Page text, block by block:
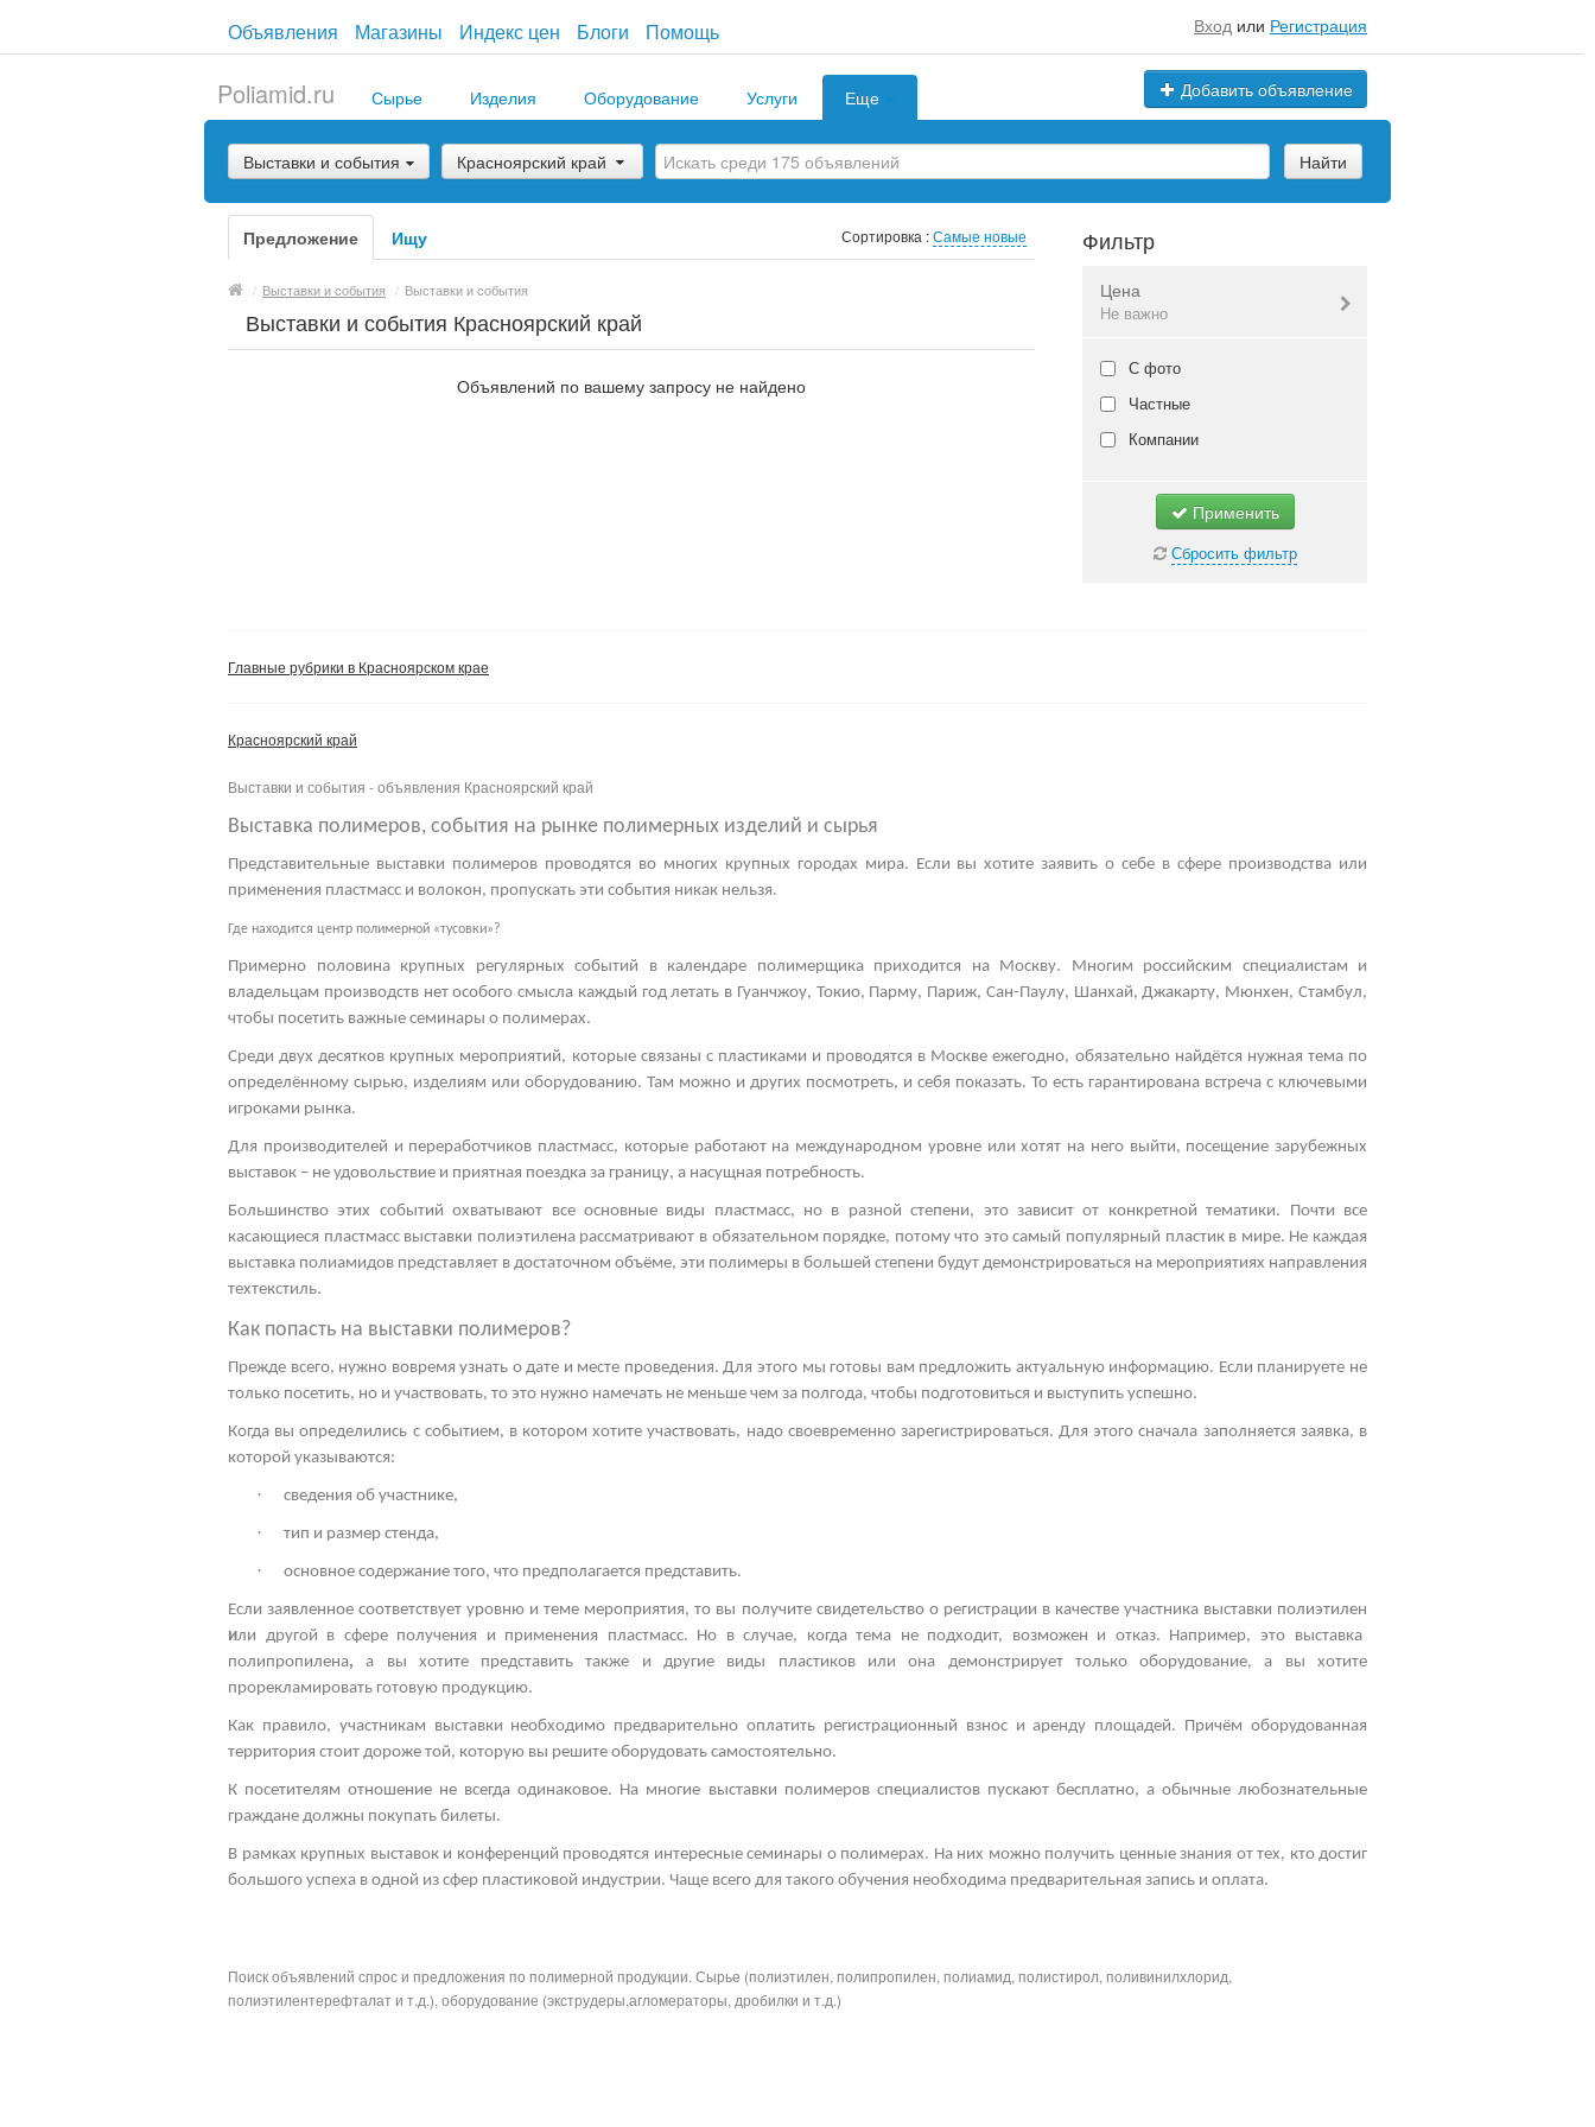
Объявления Магазины Индекс цен Блоги Помощь Вход или Регистрация
Добавить объявление
Poliamid.ru Сырье Изделия Оборудование Услуги Еще
Выставки и события Красноярский край Найти
Предложение Ищу Сортировка :Самые новые
/ Выставки и события / Выставки и события
Выставки и события Красноярский край
Объявлений по вашему запросу не найдено
Фильтр
Цена
Не важно
Валюта:руб.
С фото
Частные
Компании
Применить
Сбросить фильтр
Главные рубрики в Красноярском крае
Красноярский край
Выставки и события - объявления Красноярский край
Выставка полимеров, события на рынке полимерных изделий и сырья
Представительные выставки полимеровпроводятся во многих крупных городах мира. Если вы хотите заявить о себе в сфере производства или
применения пластмасс и волокон, пропускать эти события никак нельзя.
Где находится центр полимерной «тусовки»?
Примерно половина крупных регулярных событий в календаре полимерщика приходится на Москву. Многим российским специалистам и
владельцам производств нет особого смысла каждый год летать в Гуанчжоу, Токио, Парму, Париж, Сан-Паулу, Шанхай, Джакарту, Мюнхен, Стамбул,
чтобы посетить важные семинары о полимерах.
Среди двух десятков крупных мероприятий, которые связаны с пластиками и проводятся в Москве ежегодно, обязательно найдётся нужная тема по
определённому сырью, изделиям или оборудованию. Там можно и других посмотреть, и себя показать. То есть гарантирована встреча с ключевыми
игроками рынка.
Для производителей и переработчиков пластмасс, которые работают на международном уровне или хотят на него выйти, посещение зарубежных
выставок – не удовольствие и приятная поездка за границу, а насущная потребность.
Большинство этих событий охватывают все основные виды пластмасс, но в разной степени, это зависит от конкретной тематики. Почти все
касающиеся пластмасс выставки полиэтилена рассматривают в обязательном порядке, потому что это самый популярный пластик в мире. Не каждая
выставка полиамидов представляет в достаточном объёме, эти полимеры в большей степени будут демонстрироваться на мероприятиях направления
техтекстиль.
Как попасть на выставки полимеров?
Прежде всего, нужно вовремя узнать о дате и месте проведения. Для этого мы готовы вам предложить актуальную информацию. Если планируете не
только посетить, но и участвовать, то это нужно намечать не меньше чем за полгода, чтобы подготовиться и выступить успешно.
Когда вы определились с событием, в котором хотите участвовать, надо своевременно зарегистрироваться. Для этого сначала заполняется заявка, в
которой указываются:
· сведения об участнике,
· тип и размер стенда,
· основное содержание того, что предполагается представить.
Если заявленное соответствует уровню и теме мероприятия, то вы получите свидетельство о регистрации в качестве участника выставки полиэтилен
или другой в сфере получения и применения пластмасс. Но в случае, когда тема не подходит, возможен и отказ. Например, это выставка
полипропилена,а вы хотите представить также и другие виды пластиков
или она демонстрирует только оборудование, а вы хотите
прорекламировать готовую продукцию.
Как правило, участникам выставки необходимо предварительно оплатить регистрационный взнос и аренду площадей. Причём оборудованная
территория стоит дороже той, которую вы решите оборудовать самостоятельно.
К посетителям отношение не всегда одинаковое. На многие выставки полимеровспециалистов пускают бесплатно, а обычные любознательные
граждане должны покупать билеты.
В рамках крупных выставок и конференций проводятся интересные семинары о полимерах. На них можно получить ценные знания от тех, кто достиг
большого успеха в одной из сфер пластиковой индустрии. Чаще всего для такого обучения необходима предварительная запись и оплата.
Поиск объявлений спрос и предложения по полимерной продукции. Сырье (полиэтилен, полипропилен, полиамид, полистирол, поливинилхлорид,
полиэтилентерефталат и т.д.), оборудование (экструдеры,агломераторы, дробилки и т.д.)